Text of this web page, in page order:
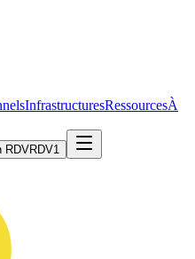
InfrastructuresRessourcesÀ
RDVRDV1